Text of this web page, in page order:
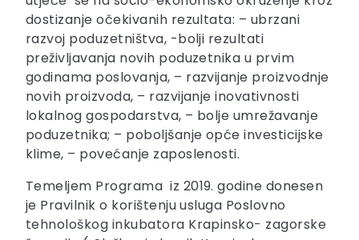
dostizanje očekivanih rezultata: – ubrzani
razvoj poduzetništva, -bolji rezultati
preživljavanja novih poduzetnika u prvim
godinama poslovanja, – razvijanje proizvodnje
novih proizvoda, – razvijanje inovativnosti
lokalnog gospodarstva, – bolje umrežavanje
poduzetnika; – poboljšanje opće investicijske
klime, – povećanje zaposlenosti.
Temeljem Programa iz 2019. godine donesen
je Pravilnik o korištenju usluga Poslovno
tehnološkog inkubatora Krapinsko- zagorske